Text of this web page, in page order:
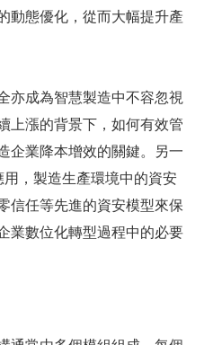
動態優化，從而大幅提升產
亦成為智慧製造中不容忽視
上漲的背景下，如何有效管
企業降本增效的關鍵。另一
，製造生產環境中的資安
信任等先進的資安模型來保
業數位化轉型過程中的必要